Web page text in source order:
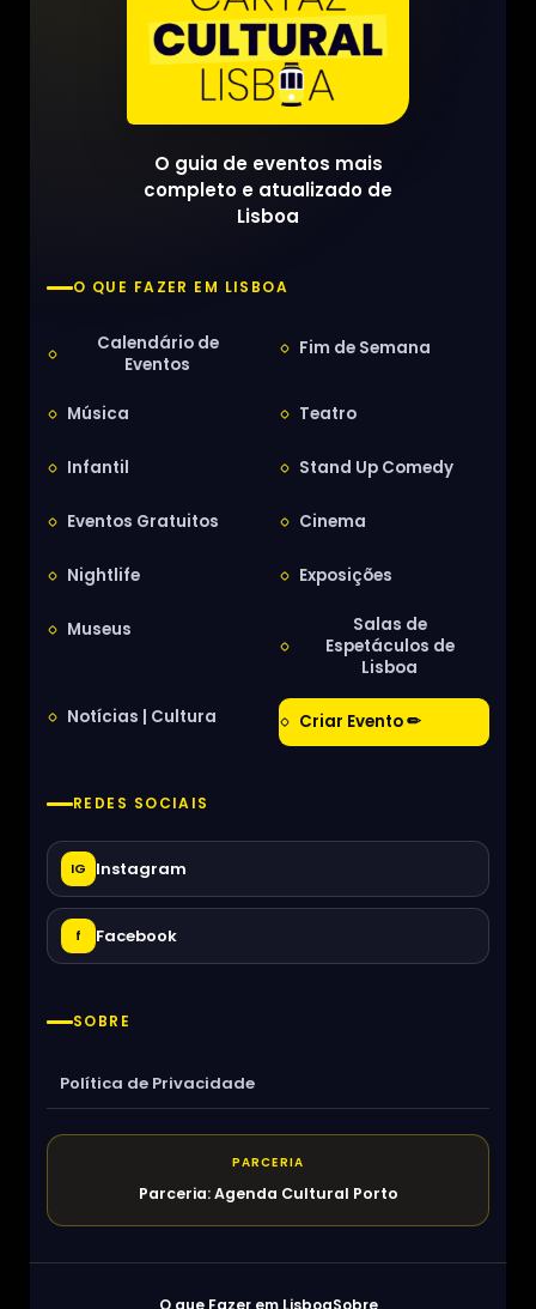
O guia de eventos mais
completo e atualizado de
Lisboa
O QUE FAZER EM LISBOA
Calendário de
Eventos
Fim de Semana
Música Teatro
Infantil Stand Up Comedy
Eventos Gratuitos Cinema
Nightlife Exposições
Museus
Salas de
Espetáculos de
Lisboa
Notícias | Cultura Criar Evento ✏
REDES SOCIAIS
IG Instagram
f Facebook
SOBRE
Política de Privacidade
PARCERIA
Parceria: Agenda Cultural Porto
O que Fazer em LisboaSobre